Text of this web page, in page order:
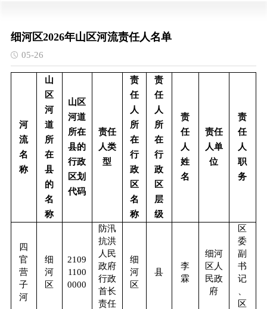
细河区2026年山区河流责任人名单
05-26
河
流
名
称
山
区
河
道
所
在
县
的
名
称
山区
河道
所在
县的
行政
区划
代码
责任
人类
型
责
任
人
所
在
行
政
区
名
称
责
任
人
所
在
行
政
区
层
级
责
任
人
姓
名
责任
人单
位
责
任
人
职
务
四
官
营
子
河
细
河
区
2109
1100
0000
防汛
抗洪
人民
政府
行政
首长
责任
细
河
区
县
李
霖
细河
区人
民政
府
区
委
副
书
记
区